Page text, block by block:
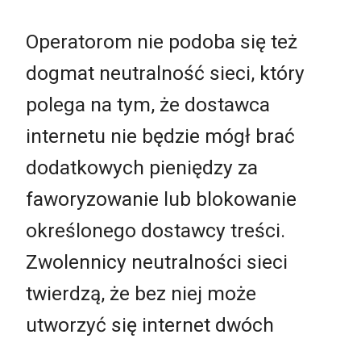
Operatorom nie podoba się też
dogmat neutralność sieci, który
polega na tym, że dostawca
internetu nie będzie mógł brać
dodatkowych pieniędzy za
faworyzowanie lub blokowanie
określonego dostawcy treści.
Zwolennicy neutralności sieci
twierdzą, że bez niej może
utworzyć się internet dwóch